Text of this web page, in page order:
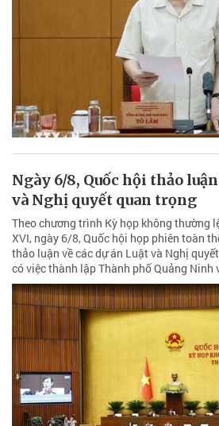
Ngày 6/8, Quốc hội thảo
và Nghị quyết quan trọng
Theo chương trình Kỳ họp không thường
XVI, ngày 6/8, Quốc hội họp phiên toàn
thảo luận về các dự án Luật và Nghị
có việc thành lập Thành phố Quảng Ninh